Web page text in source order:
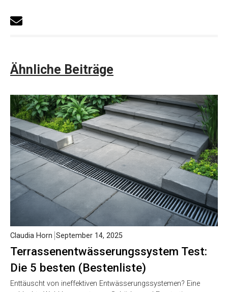
Ähnliche Beiträge
Terrassenentwässerungssystem Test:
Die 5 besten (Bestenliste)
Claudia Horn September 14, 2025
Enttäuscht von ineffektiven Entwässerungssystemen? Eine